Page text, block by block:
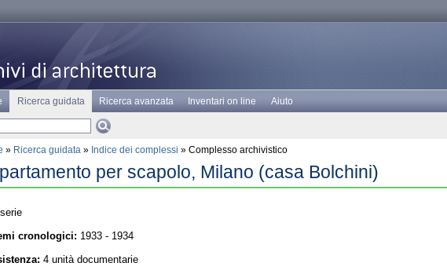
Ricerca guidata Ricerca avanzata Inventari on line Aiuto
» Ricerca guidata » Indice dei complessi » Complesso archivistico
per scapolo, Milano (casa Bolchini)
cronologici: 1933 - 1934
4 unità documentarie